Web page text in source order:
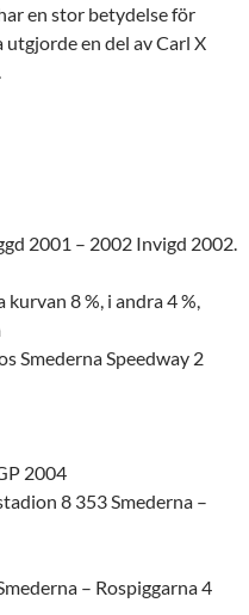
en stor betydelse för
en del av Carl X
2001 – 2002 Invigd 2002.
8 %, i andra 4 %,
Smederna Speedway 2
2004
8 353 Smederna –
– Rospiggarna 4